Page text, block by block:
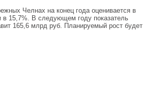
Челнах на конец года оценивается в
в 15,7%. В следующем году показатель
165,6 млрд руб. Планируемый рост будет